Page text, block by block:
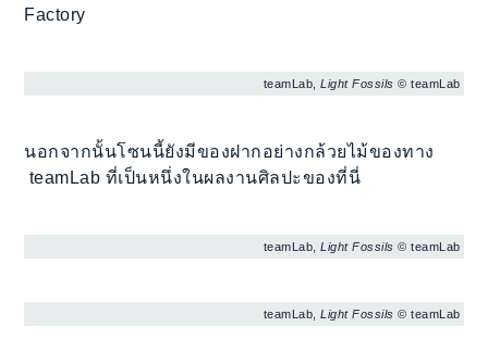
Factory
teamLab,Light Fossils © teamLab
นอกจากนั้นโซนนี้ยังมีของฝากอย่างกล้วยไม้ของทาง
teamLab ที่เป็นหนึ่งในผลงานศิลปะของที่นี่
teamLab,Light Fossils © teamLab
teamLab,Light Fossils © teamLab